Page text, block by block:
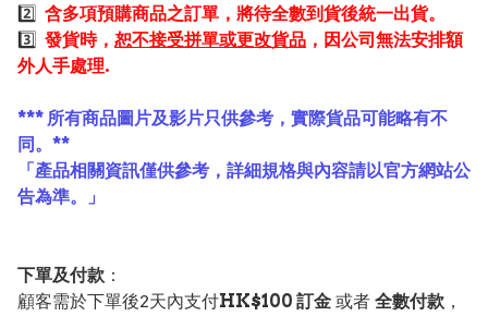
2️⃣ 含多項預購商品之訂單，將待全數到貨後統一出貨。
3️⃣ 發貨時， 恕不接受拼單或更改貨品 ，因公司無法安排額
外人手處理.
*** 所有商品圖片及影片只供參考，實際貨品可能略有不
同。**
「產品相關資訊僅供參考，詳細規格與內容請以官方網站公
告為準。」
下單及付款 ：
顧客需於下單後2天內支付HK$100 訂金 或者 全數付款 ，